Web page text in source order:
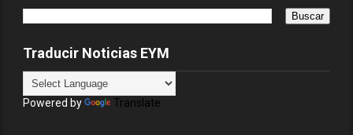
Traducir Noticias EYM
Powered by Translate